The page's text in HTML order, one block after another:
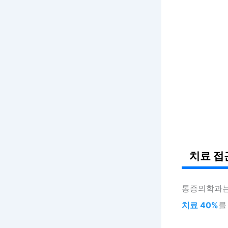
치료 접
통증의학과
치료 40%